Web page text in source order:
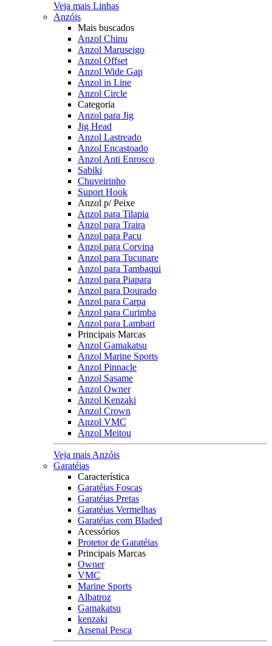
Veja mais Linhas
Anzóis
Mais buscados
Anzol Chinu
Anzol Maruseigo
Anzol Offset
Anzol Wide Gap
Anzol in Line
Anzol Circle
Categoria
Anzol para Jig
Jig Head
Anzol Lastreado
Anzol Encastoado
Anzol Anti Enrosco
Sabiki
Chuveirinho
Suport Hook
Anzol p/ Peixe
Anzol para Tilapia
Anzol para Traira
Anzol para Pacu
Anzol para Corvina
Anzol para Tucunare
Anzol para Tambaqui
Anzol para Piapara
Anzol para Dourado
Anzol para Carpa
Anzol para Curimba
Anzol para Lambari
Principais Marcas
Anzol Gamakatsu
Anzol Marine Sports
Anzol Pinnacle
Anzol Sasame
Anzol Owner
Anzol Kenzaki
Anzol Crown
Anzol VMC
Anzol Meitou
Veja mais Anzóis
Garatéias
Característica
Garatéias Foscas
Garatéias Pretas
Garatéias Vermelhas
Garatéias com Bladed
Acessórios
Protetor de Garatéias
Principais Marcas
Owner
VMC
Marine Sports
Albatroz
Gamakatsu
kenzaki
Arsenal Pesca